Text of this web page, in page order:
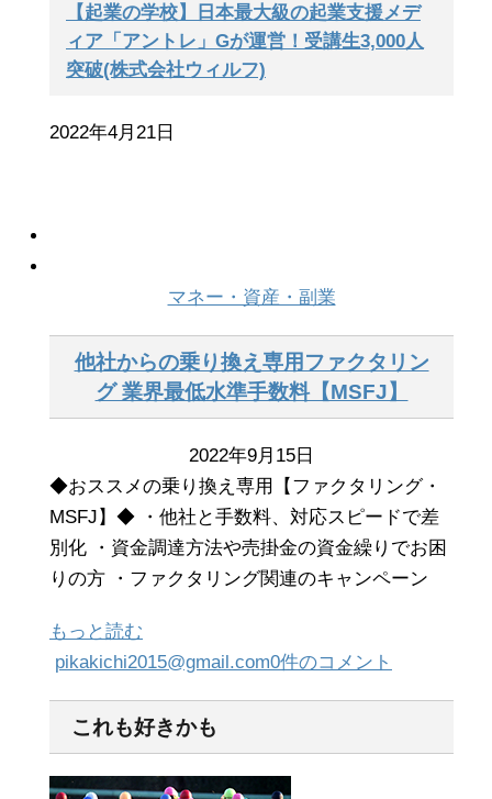
【起業の学校】日本最大級の起業支援メデ
ィア「アントレ」Gが運営！受講生3,000人
突破(株式会社ウィルフ)
2022年4月21日
マネー・資産・副業
他社からの乗り換え専用ファクタリン
グ 業界最低水準手数料【MSFJ】
2022年9月15日
◆おススメの乗り換え専用【ファクタリング・
MSFJ】◆ ・他社と手数料、対応スピードで差
別化 ・資金調達方法や売掛金の資金繰りでお困
りの方 ・ファクタリング関連のキャンペーン
もっと読む
pikakichi2015@gmail.com0件のコメント
これも好きかも